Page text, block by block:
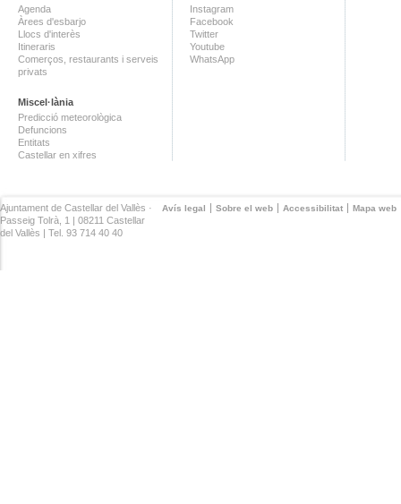
Agenda
Àrees d'esbarjo
Llocs d'interès
Itineraris
Comerços, restaurants i serveis
privats
Miscel·lània
Predicció meteorològica
Defuncions
Entitats
Castellar en xifres
Instagram
Facebook
Twitter
Youtube
WhatsApp
Avís legal Sobre el web Accessibilitat Mapa web
Ajuntament de Castellar del Vallès ·
Passeig Tolrà, 1 | 08211 Castellar
del Vallès | Tel. 93 714 40 40